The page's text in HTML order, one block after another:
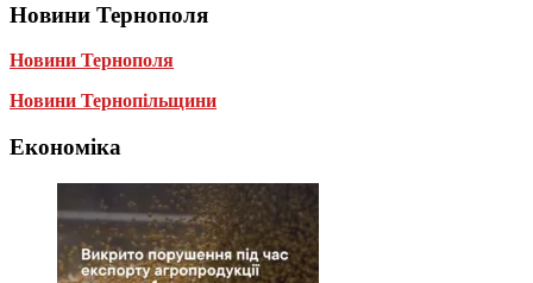
Новини Тернополя
Новини Тернополя
Новини Тернопільщини
Економіка